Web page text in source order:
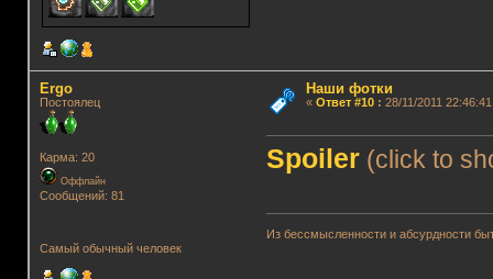
Ergo
Постоялец
Карма: 20
Оффлайн
Сообщений: 81
Самый обычный человек
Наши фотки
« Ответ #10: 28/11/2011
Spoiler (click to
Из бессмысленности и абсурдности